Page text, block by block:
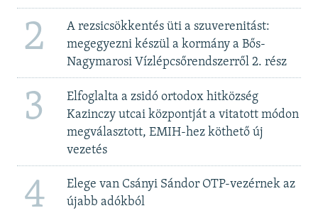
2
A rezsicsökkentés üti a szuverenitást:
megegyezni készül a kormány a Bős-
Nagymarosi Vízlépcsőrendszerről 2. rész
3
Elfoglalta a zsidó ortodox hitközség
Kazinczy utcai központját a vitatott módon
megválasztott, EMIH-hez köthető új
vezetés
4
Elege van Csányi Sándor OTP-vezérnek az
újabb adókból